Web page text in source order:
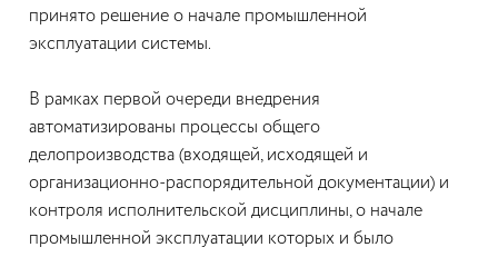
принято решение о начале промышленной
эксплуатации системы.
В рамках первой очереди внедрения
автоматизированы процессы общего
делопроизводства (входящей, исходящей и
организационно-распорядительной документации) и
контроля исполнительской дисциплины, о начале
промышленной эксплуатации которых и было